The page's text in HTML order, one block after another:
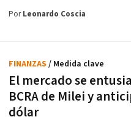
PorLeonardo Coscia
El mercado se
BCRA de Milei y
dólar
FINANZAS / Medida clave